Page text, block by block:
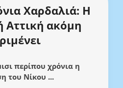
Χαρδαλιά: Η
Αττική ακόμη
περίπου χρόνια η
του Νίκου ...